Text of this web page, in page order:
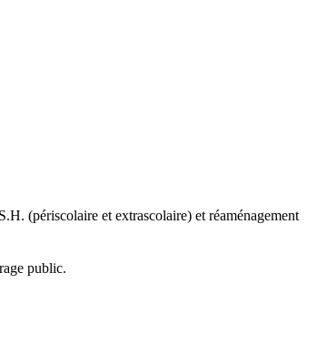
(périscolaire et extrascolaire) et réaménagement
public.